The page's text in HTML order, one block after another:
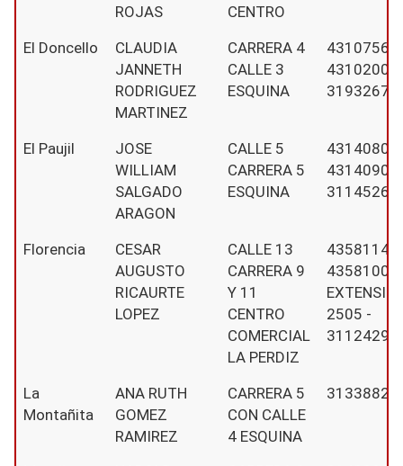
ROJAS
CENTRO
El Doncello
CLAUDIA
JANNETH
RODRIGUEZ
MARTINEZ
CARRERA 4
CALLE 3
ESQUINA
4310756 -
4310200 -
El Paujil
JOSE
WILLIAM
SALGADO
ARAGON
CALLE 5
CARRERA 5
ESQUINA
4314080 -
4314090 -
Florencia
CESAR
AUGUSTO
RICAURTE
LOPEZ
CALLE 13
CARRERA 9
Y 11
CENTRO
COMERCIAL
LA PERDIZ
4358114 -
4358100
2505 -
La
Montañita
ANA RUTH
GOMEZ
RAMIREZ
CARRERA 5
CON CALLE
4 ESQUINA